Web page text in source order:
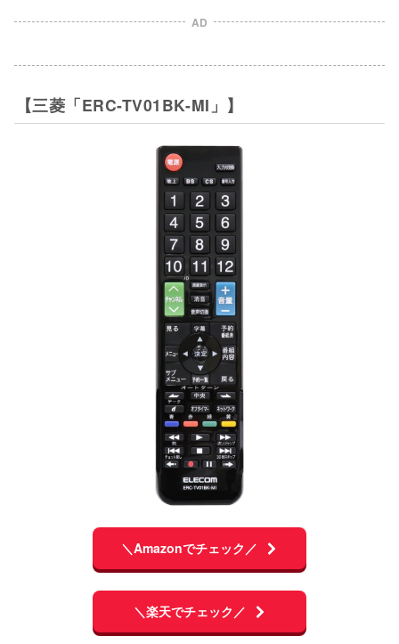
AD
【三菱「ERC-TV01BK-MI」】
＼Amazonでチェック／
＼楽天でチェック／